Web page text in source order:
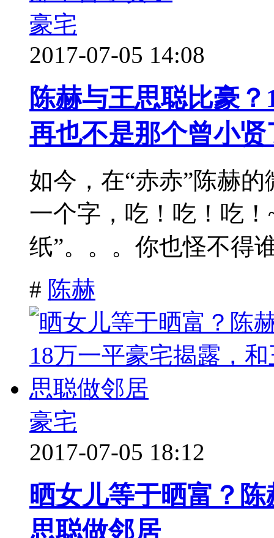
豪宅
2017-07-05 14:08
陈赫与王思聪比豪
再也不是那个曾小贤
如今，在“赤赤”陈赫
一个字，吃！吃！吃！
纸”。。。你也怪不得
# 陈赫
豪宅
2017-07-05 18:12
晒女儿等于晒富？
思聪做邻居